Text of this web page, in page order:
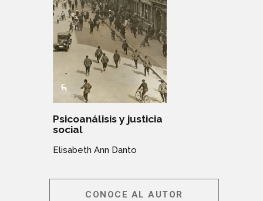
Psicoanálisis y justicia
social
Elisabeth Ann Danto
CONOCE AL AUTOR